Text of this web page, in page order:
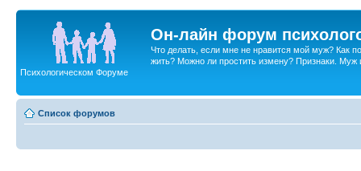
Он-лайн форум
Что делать, если мне не нравится мой муж? Как
жить? Можно ли простить измену? Признаки. Муж
Психологическом Форуме
Список форумов